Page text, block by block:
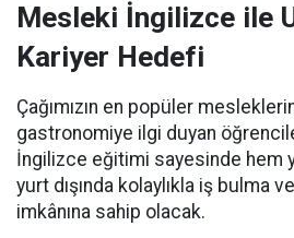
Mesleki İngilizce ile
Kariyer Hedefi
Çağımızın en popüler
gastronomiye ilgi duyan
İngilizce eğitimi sayesinde hem
yurt dışında kolaylıkla iş bulma
imkânına sahip olacak.